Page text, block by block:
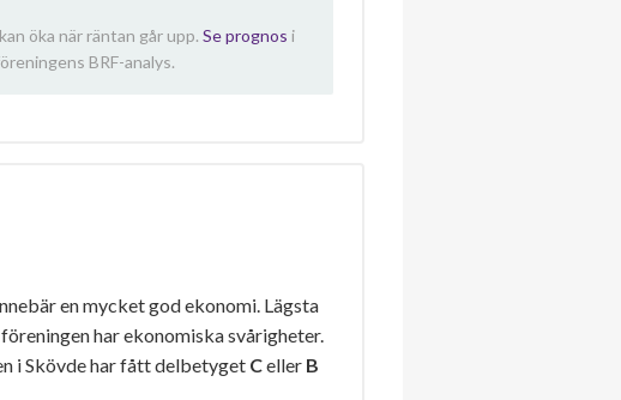
öka när räntan går upp. Se prognos i
BRF-analys.
en mycket god ekonomi. Lägsta
har ekonomiska svårigheter.
i Skövde har fått delbetyget Celler B